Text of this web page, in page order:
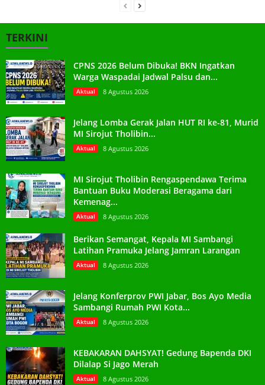
TERKINI
CPNS 2026 Belum Dibuka! BKN Ingatkan
Warga Waspadai Jadwal Palsu dan...
Aktual 8 Agustus 2026
Jelang Lomba Gerak Jalan HUT RI ke-81, Murid
MI Sirojut Tholibin...
Aktual 8 Agustus 2026
MI Sirojut Tholibin Rengaspendawa Terima
Bantuan Buku Moderasi Beragama dari
Kemenag...
Aktual 8 Agustus 2026
Berikan Semangat, Kepala MI Sambangi
Latihan Pramuka Jelang Jamran Larangan
Aktual 8 Agustus 2026
Jelang Konferprov PWI Jabar, Bos Ayo Media
Sambangi Rumah PWI Kota...
Aktual 8 Agustus 2026
KEBAKARAN DAHSYAT! Gedung Bapenda DKI
Dilalap Si Jago Merah
Aktual 8 Agustus 2026